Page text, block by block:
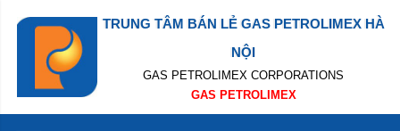
TRUNG TÂM BÁN LẺ GAS PETROLIMEX HÀ
NỘI
GAS PETROLIMEX CORPORATIONS
GAS PETROLIMEX